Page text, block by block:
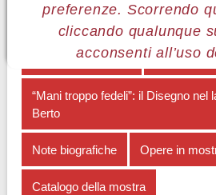
preferenze. Scorrendo
cliccando qualunque
acconsenti all’uso
MENÙ PIER LUIGI BERTO
Il gesto e il disegno Lettera a
“Mani troppo fedeli”: il Disegno nel
Berto
Note biografiche Opere in
Catalogo della mostra